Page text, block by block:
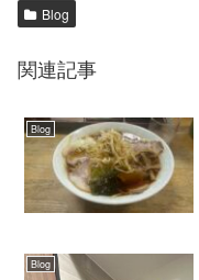
Blog
関連記事
Blog
Blog